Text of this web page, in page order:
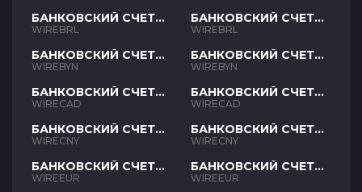
БАНКОВСКИЙ СЧЕТ
BRL
WIREBRL
БАНКОВСКИЙ СЧЕТ
BYN
WIREBYN
БАНКОВСКИЙ СЧЕТ
CAD
WIRECAD
БАНКОВСКИЙ СЧЕТ
CNY
WIRECNY
БАНКОВСКИЙ СЧЕТ
EUR
WIREEUR
БАНКОВСКИЙ СЧЕТ
BRL
WIREBRL
БАНКОВСКИЙ СЧЕТ
BYN
WIREBYN
БАНКОВСКИЙ СЧЕТ
CAD
WIRECAD
БАНКОВСКИЙ СЧЕТ
CNY
WIRECNY
БАНКОВСКИЙ СЧЕТ
EUR
WIREEUR